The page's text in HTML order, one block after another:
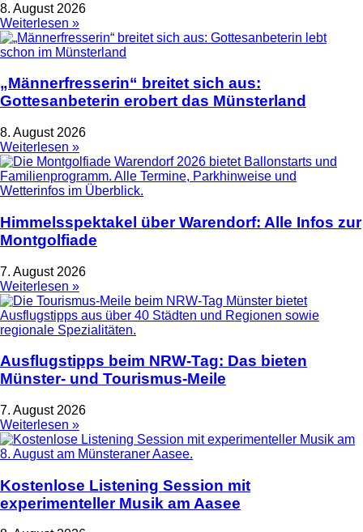
8. August 2026
Weiterlesen »
„Männerfresserin“ breitet sich aus:
Gottesanbeterin erobert das Münsterland
8. August 2026
Weiterlesen »
Himmelsspektakel über Warendorf: Alle Infos zur
Montgolfiade
7. August 2026
Weiterlesen »
Ausflugstipps beim NRW-Tag: Das bieten
Münster- und Tourismus-Meile
7. August 2026
Weiterlesen »
Kostenlose Listening Session mit
experimenteller Musik am Aasee